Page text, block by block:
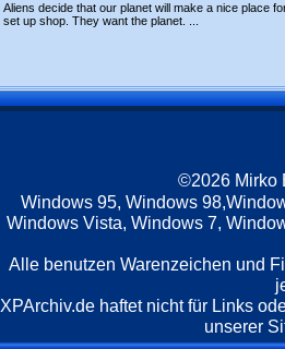
Aliens decide that our planet will make a nice place
set up shop. They want the planet. ...
©2026 Mirko
Windows 95, Windows
Windows Vista, Windows 7,
Alle benutzen Warenzeichen und
XPArchiv.de haftet nicht für Links
unserer